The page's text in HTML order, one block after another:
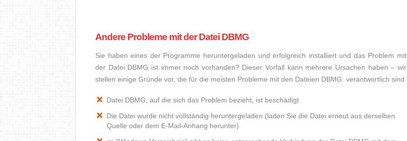
Andere Probleme mit der Datei DBMG
Sie haben eines der Programme heruntergeladen und erfolgreich installiert und das Problem mit
der Datei DBMG ist immer noch vorhanden? Dieser Vorfall kann mehrere Ursachen haben – wir
stellen einige Gründe vor, die für die meisten Probleme mit den Dateien DBMG: verantwortlich sind
Datei DBMG, auf die sich das Problem bezieht, ist beschädigt
Die Datei wurde nicht vollständig heruntergeladen (laden Sie die Datei erneut aus derselben
Quelle oder dem E-Mail-Anhang herunter)